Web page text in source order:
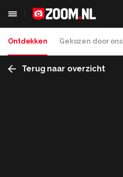
Ontdekken Gekozen door ons
Terug naar overzicht